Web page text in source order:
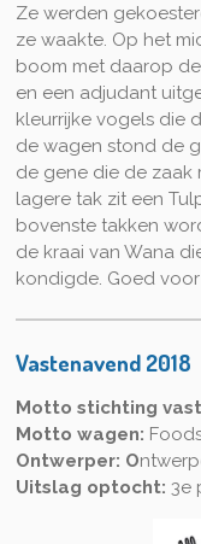
Ze werden
ze waakte. Op het
boom met daarop
en een adjudant
kleurrijke vogels die
de wagen stond de
de gene die de zaak
lagere tak zit een
bovenste takken
de kraai van Wana
kondigde. Goed
Vastenavend 2018
Motto stichting
Motto wagen:
Ontwerper: O
Uitslag optocht: 3e